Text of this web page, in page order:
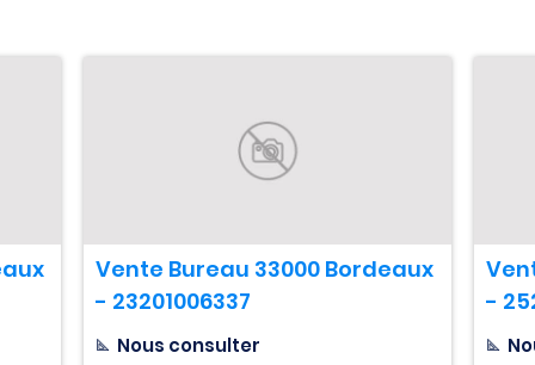
Vente Bureau 33000 Bordeaux
- 23201006337
Nous consulter
-